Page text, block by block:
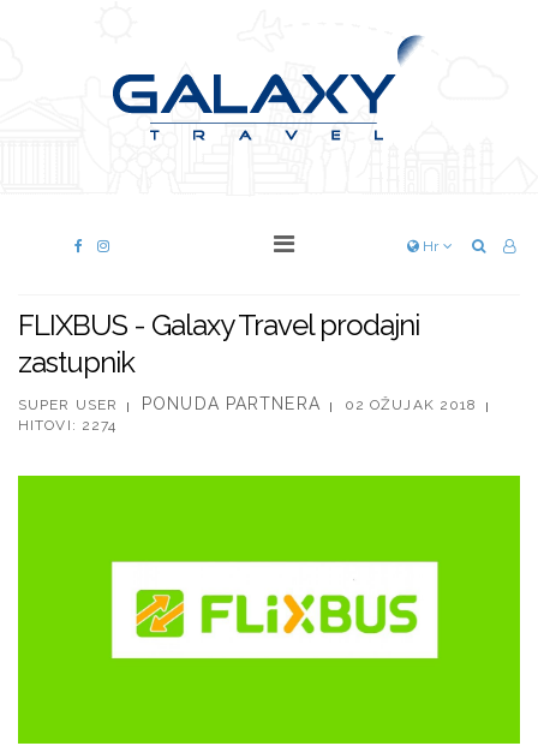
Hr
FLIXBUS - Galaxy Travel prodajni
zastupnik
SUPER USER PONUDA PARTNERA
02 OŽUJAK 2018
HITOVI: 2274